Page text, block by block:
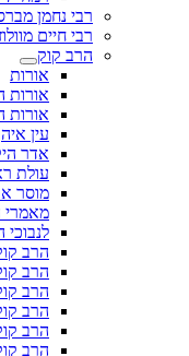
רבי נחמן
רבי חיים
הרב קוק
אורות
אורות
אורות
עין איה
אדר
עולת
מוסר
מאמרי
לנבוכי
הרב
הרב
הרב
הרב
הרב
הרב